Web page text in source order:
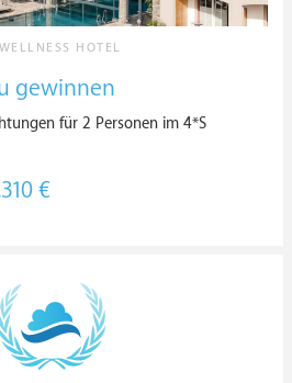
HOTEL
gewinnen
für 2 Personen im 4*S
€